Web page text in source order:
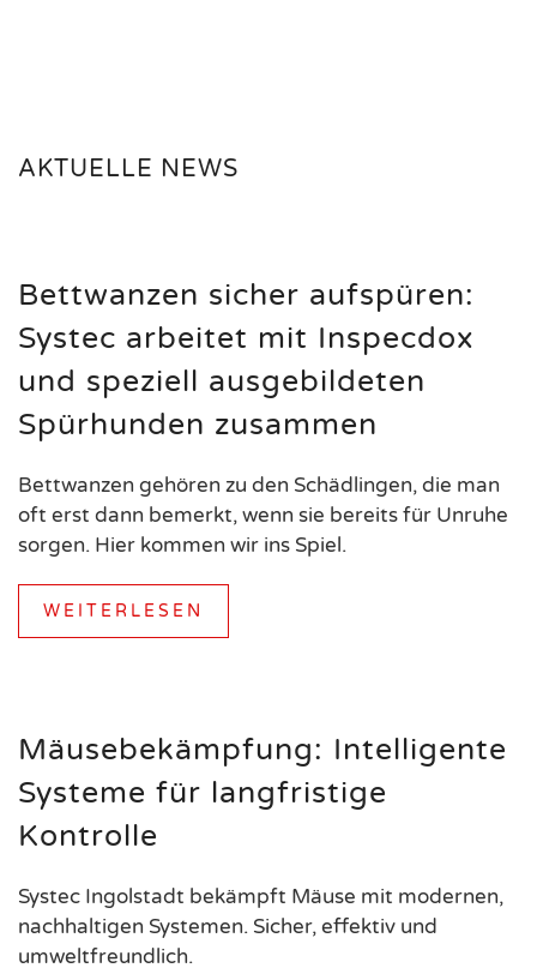
AKTUELLE NEWS
Bettwanzen sicher aufspüren:
Systec arbeitet mit Inspecdox
und speziell ausgebildeten
Spürhunden zusammen
Bettwanzen gehören zu den Schädlingen, die man
oft erst dann bemerkt, wenn sie bereits für Unruhe
sorgen. Hier kommen wir ins Spiel.
WEITERLESEN
Mäusebekämpfung: Intelligente
Systeme für langfristige
Kontrolle
Systec Ingolstadt bekämpft Mäuse mit modernen,
nachhaltigen Systemen. Sicher, effektiv und
umweltfreundlich.